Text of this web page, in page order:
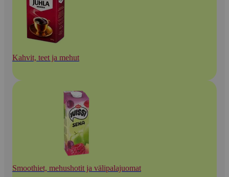
Kahvit, teet ja mehut
Smoothiet, mehushotit ja välipalajuomat